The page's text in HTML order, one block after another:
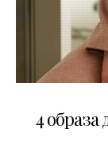
4 образа